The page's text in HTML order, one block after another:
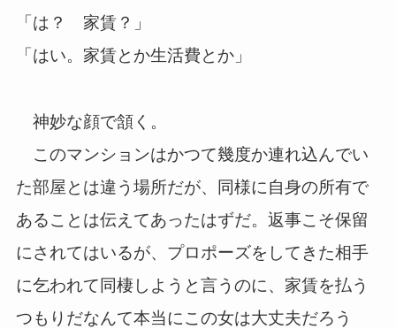
「は？ 家賃？」
「はい。家賃とか生活費とか」
神妙な顔で頷く。
このマンションはかつて幾度か連れ込んでい
た部屋とは違う場所だが、同様に自身の所有で
あることは伝えてあったはずだ。返事こそ保留
にされてはいるが、プロポーズをしてきた相手
に乞われて同棲しようと言うのに、家賃を払う
つもりだなんて本当にこの女は大丈夫だろう